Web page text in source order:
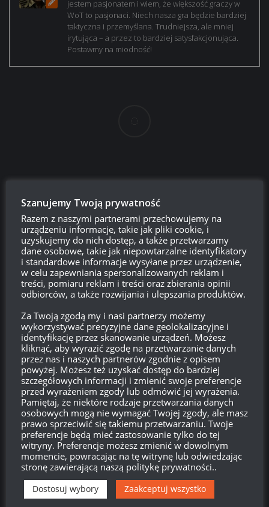
jestem pasjonatem i wiem, że większość graczy w
WoT to pasjonaci. Niech nasza gra będzie bardziej
taktyczna i przemyślana. Trudniejsza, ale mniej
irytująca – a przez to bardziej satysfakcjonująca.
Postawmy na miodność!
Login
{} [+]
Ta strona używa Akismet do redukcji spamu.Dowiedz się,
w jaki sposób przetwarzane są dane Twoich komentarzy.
KOMENTARZY
Kacper_PL 18:29, 25 sierpnia 2020 18:29
„przyjrzymy się z bliska nowej polskiej linii średniaków, a także
zupełnie nowym czołgom, które pojawią się już niedługo” – to
w piątek, piąteczek, piątunio nowe włoskie czołgi ciężkie…
0 Odpowiedz
Szanujemy Twoją prywatność
Razem z naszymi partnerami przechowujemy na
urządzeniu informacje, takie jak pliki cookie, i
uzyskujemy do nich dostęp, a także przetwarzamy
dane osobowe, takie jak niepowtarzalne identyfikatory
i standardowe informacje wysyłane przez urządzenie,
w celu zapewniania spersonalizowanych reklam i
treści, pomiaru reklam i treści oraz zbierania opinii
odbiorców, a także rozwijania i ulepszania produktów.
Za Twoją zgodą my i nasi partnerzy możemy
wykorzystywać precyzyjne dane geolokalizacyjne i
identyfikację przez skanowanie urządzeń. Możesz
kliknąć, aby wyrazić zgodę na przetwarzanie danych
przez nas i naszych partnerów zgodnie z opisem
powyżej. Możesz też uzyskać dostęp do bardziej
szczegółowych informacji i zmienić swoje preferencje
przed wyrażeniem zgody lub odmówić jej wyrażenia.
Pamiętaj, że niektóre rodzaje przetwarzania danych
osobowych mogą nie wymagać Twojej zgody, ale masz
prawo sprzeciwić się takiemu przetwarzaniu. Twoje
preferencje będą mieć zastosowanie tylko do tej
witryny. Preferencje możesz zmienić w dowolnym
momencie, powracając na tę witrynę lub odwiedzając
stronę zawierającą naszą politykę prywatności..
Dostosuj wybory Zaakceptuj wszystko